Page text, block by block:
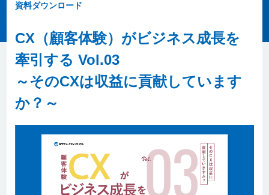
資料ダウンロード
CX（顧客体験）がビジネス成長を
牽引する Vol.03
～そのCXは収益に貢献しています
か？～